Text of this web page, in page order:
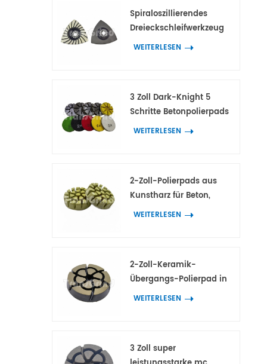
Spiraloszillierendes
Dreieckschleifwerkzeug
mit 21
WEITERLESEN
3 Zoll Dark-Knight 5
Schritte Betonpolierpads
Hybrid-Polierwerkzeug
WEITERLESEN
2-Zoll-Polierpads aus
Kunstharz für Beton,
Marmor und Granit
WEITERLESEN
2-Zoll-Keramik-
Übergangs-Polierpad in
Premium-Qualität zur
WEITERLESEN
3 Zoll super